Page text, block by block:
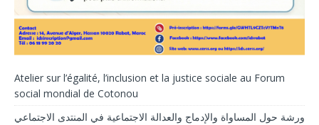
Atelier sur l’égalité, l’inclusion et la justice sociale au Forum
social mondial de Cotonou
ورشة حول المساواة والإدماج والعدالة الاجتماعية في المنتدى الاجتماعي